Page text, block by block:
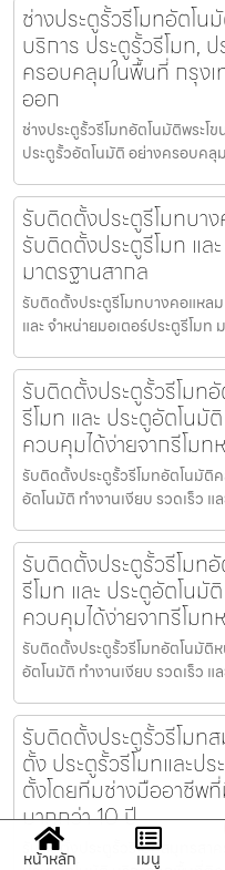
ช่างประตูรั้วรีโมทอัตโน
บริการ ประตูรั้วรีโมท,
ครอบคลุมในพื้นที่ กรุง
ออก
ช่างประตูรั้วรีโมทอัตโนมัติพระโ
ประตูรั้วอัตโนมัติ อย่างครอบคลุ
รับติดตั้งประตูรีโมทบา
รับติดตั้งประตูรีโมท แล
มาตรฐานสากล
รับติดตั้งประตูรีโมทบางคอแหล
และ จำหน่ายมอเตอร์ประตูรีโม
รับติดตั้งประตูรั้วรีโมท
รีโมท และ ประตูอัตโนมั
ควบคุมได้ง่ายจากรีโม
รับติดตั้งประตูรั้วรีโมทอัตโนมัติ
อัตโนมัติ ทำงานเงียบ รวดเร็ว แ
รับติดตั้งประตูรั้วรีโมท
รีโมท และ ประตูอัตโนมั
ควบคุมได้ง่ายจากรีโม
รับติดตั้งประตูรั้วรีโมทอัตโนมัติ
อัตโนมัติ ทำงานเงียบ รวดเร็ว แ
รับติดตั้งประตูรั้วรีโมท
ตั้ง ประตูรั้วรีโมทและ
ตั้งโดยทีมช่างมืออาชีพ
มากกว่า 10 ปี
รับติดตั้งประตูรั้วรีโมทสมุทรสาค
หน้าหลัก เมนู